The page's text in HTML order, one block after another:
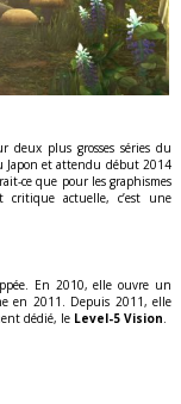
plus grosses séries du
Japon et attendu début 2014
ce que pour les graphismes
actuelle, c’est une
En 2010, elle ouvre un
en 2011. Depuis 2011, elle
dédié, le Level-5 Vision.